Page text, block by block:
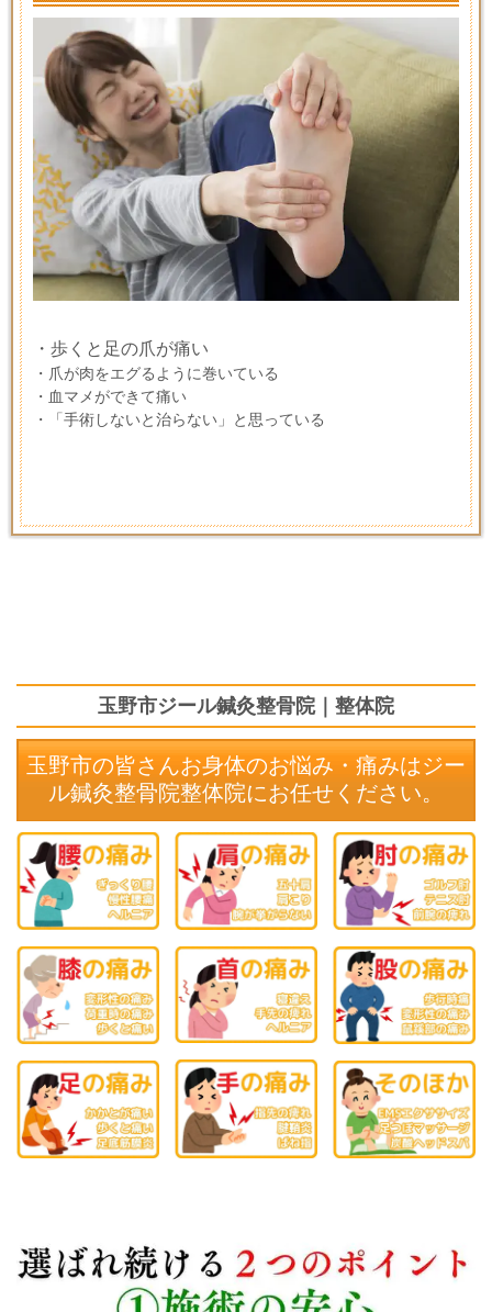
・歩くと足の爪が痛い
・ 爪が肉をエグるように巻いている
・ 血マメができて痛い
・「手術しないと治らない」と思っている
玉野市ジール鍼灸整骨院｜整体院
玉野市の皆さんお身体のお悩み・痛みはジー
ル鍼灸整骨院整体院にお任せください。